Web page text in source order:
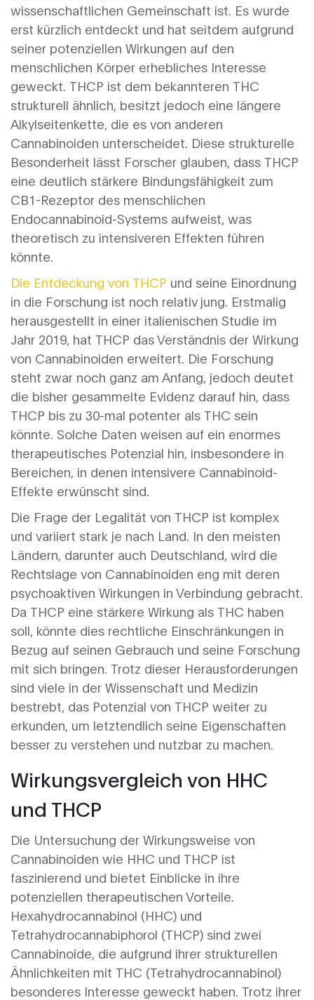
wissenschaftlichen Gemeinschaft ist. Es wurde
erst kürzlich entdeckt und hat seitdem aufgrund
seiner potenziellen Wirkungen auf den
menschlichen Körper erhebliches Interesse
geweckt. THCP ist dem bekannteren THC
strukturell ähnlich, besitzt jedoch eine längere
Alkylseitenkette, die es von anderen
Cannabinoiden unterscheidet. Diese strukturelle
Besonderheit lässt Forscher glauben, dass THCP
eine deutlich stärkere Bindungsfähigkeit zum
CB1-Rezeptor des menschlichen
Endocannabinoid-Systems aufweist, was
theoretisch zu intensiveren Effekten führen
könnte.
Die Entdeckung von THCP und seine Einordnung
in die Forschung ist noch relativ jung. Erstmalig
herausgestellt in einer italienischen Studie im
Jahr 2019, hat THCP das Verständnis der Wirkung
von Cannabinoiden erweitert. Die Forschung
steht zwar noch ganz am Anfang, jedoch deutet
die bisher gesammelte Evidenz darauf hin, dass
THCP bis zu 30-mal potenter als THC sein
könnte. Solche Daten weisen auf ein enormes
therapeutisches Potenzial hin, insbesondere in
Bereichen, in denen intensivere Cannabinoid-
Effekte erwünscht sind.
Die Frage der Legalität von THCP ist komplex
und variiert stark je nach Land. In den meisten
Ländern, darunter auch Deutschland, wird die
Rechtslage von Cannabinoiden eng mit deren
psychoaktiven Wirkungen in Verbindung gebracht.
Da THCP eine stärkere Wirkung als THC haben
soll, könnte dies rechtliche Einschränkungen in
Bezug auf seinen Gebrauch und seine Forschung
mit sich bringen. Trotz dieser Herausforderungen
sind viele in der Wissenschaft und Medizin
bestrebt, das Potenzial von THCP weiter zu
erkunden, um letztendlich seine Eigenschaften
besser zu verstehen und nutzbar zu machen.
Wirkungsvergleich von HHC
und THCP
Die Untersuchung der Wirkungsweise von
Cannabinoiden wie HHC und THCP ist
faszinierend und bietet Einblicke in ihre
potenziellen therapeutischen Vorteile.
Hexahydrocannabinol (HHC) und
Tetrahydrocannabiphorol (THCP) sind zwei
Cannabinoide, die aufgrund ihrer strukturellen
Ähnlichkeiten mit THC (Tetrahydrocannabinol)
besonderes Interesse geweckt haben. Trotz ihrer